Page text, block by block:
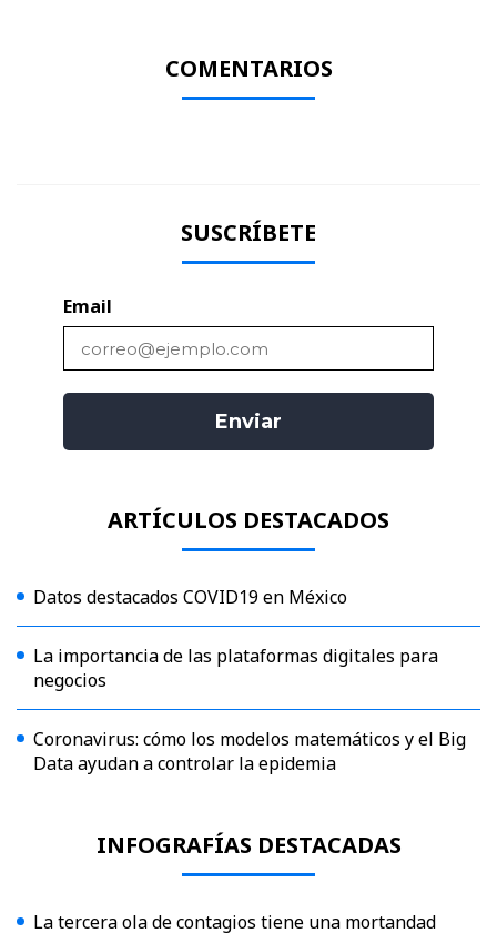
COMENTARIOS
SUSCRÍBETE
Email
ARTÍCULOS DESTACADOS
Datos destacados COVID19 en México
La importancia de las plataformas digitales para
negocios
Coronavirus: cómo los modelos matemáticos y el Big
Data ayudan a controlar la epidemia
INFOGRAFÍAS DESTACADAS
La tercera ola de contagios tiene una mortandad